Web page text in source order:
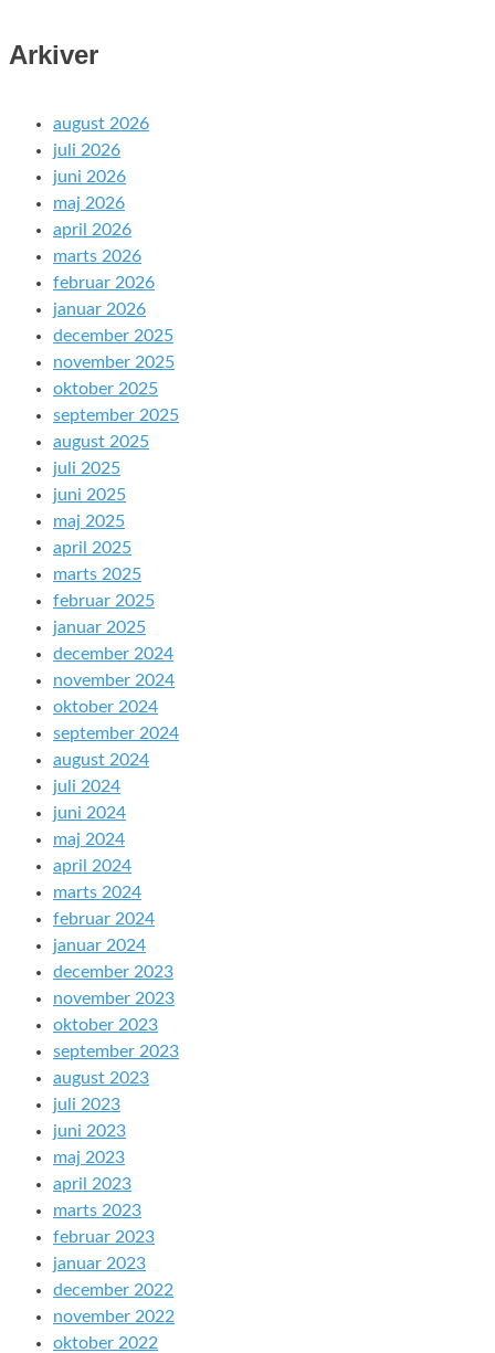
Arkiver
august 2026
juli 2026
juni 2026
maj 2026
april 2026
marts 2026
februar 2026
januar 2026
december 2025
november 2025
oktober 2025
september 2025
august 2025
juli 2025
juni 2025
maj 2025
april 2025
marts 2025
februar 2025
januar 2025
december 2024
november 2024
oktober 2024
september 2024
august 2024
juli 2024
juni 2024
maj 2024
april 2024
marts 2024
februar 2024
januar 2024
december 2023
november 2023
oktober 2023
september 2023
august 2023
juli 2023
juni 2023
maj 2023
april 2023
marts 2023
februar 2023
januar 2023
december 2022
november 2022
oktober 2022